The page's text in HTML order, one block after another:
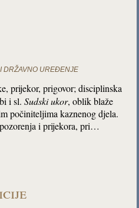
DRŽAVNO UREĐENJE
prijekor, prigovor; disciplinska
i sl.Sudski ukor, oblik blaže
počiniteljima kaznenog djela.
i prijekora, pri…